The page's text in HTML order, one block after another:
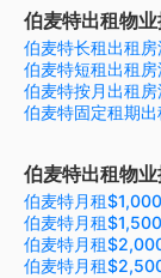
伯麦特出租物
伯麦特长租出租房
伯麦特短租出租房
伯麦特按月出租房
伯麦特固定租期
伯麦特出租物
伯麦特月租
伯麦特月租
伯麦特月租
伯麦特月租